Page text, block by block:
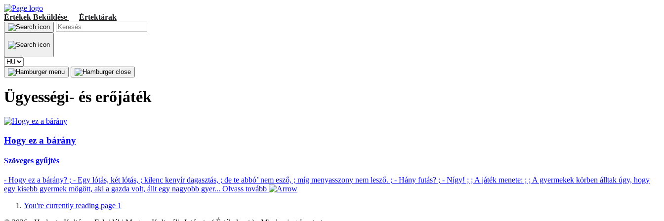
Értékek Beküldése Értektárak
Ügyességi- és erőjáték
Hogy ez a bárány
Szöveges gyűjtés
- Hogy ez a bárány? ; - Egy lótás, két lótás, ; kilenc kenyír dagasztás, ; de te abbó’ nem esző, ; míg menyasszony nem lesző. ; - Hány futás? ; - Nígy! ; ; A játék menete: ; ; A gyermekek körben álltak úgy, hogy
egy kisebb gyermek mögött, aki a gazda volt, állt egy nagyobb gyer... Olvass tovább
You're currently reading page 1